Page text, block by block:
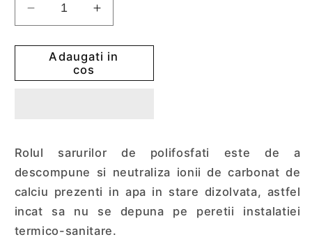
Reduceti
cantitatea
pentru
Granula
polifosfat
Cresteti
cantitatea
pentru
Granula
polifosfat
Adaugati in
cos
Rolul sarurilor de polifosfati este de a
descompune si neutraliza ionii de carbonat de
calciu prezenti in apa in stare dizolvata, astfel
incat sa nu se depuna pe peretii instalatiei
termico-sanitare.